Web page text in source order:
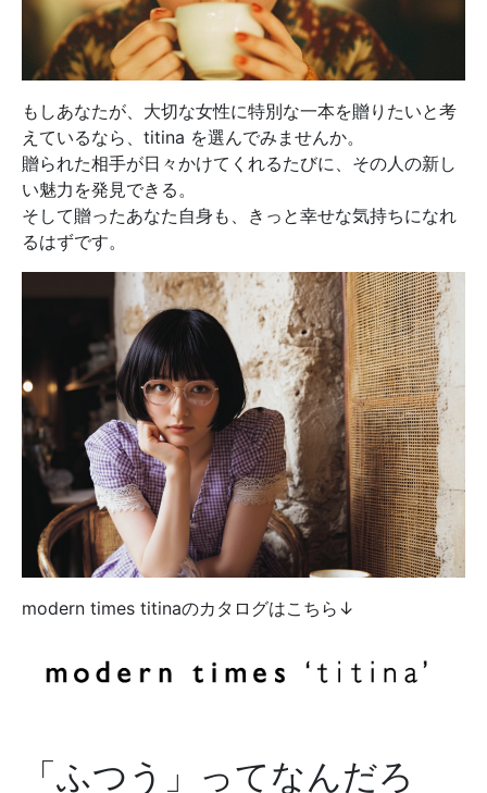
もしあなたが、大切な女性に特別な一本を贈りたいと考
えているなら、titina を選んでみませんか。
贈られた相手が日々かけてくれるたびに、その人の新し
い魅力を発見できる。
そして贈ったあなた自身も、きっと幸せな気持ちになれ
るはずです。
modern times titinaのカタログはこちら↓
「ふつう」ってなんだろ